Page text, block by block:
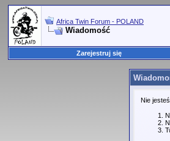
Africa Twin Forum - POLAND
Wiadomość
Zarejestruj się
Nie